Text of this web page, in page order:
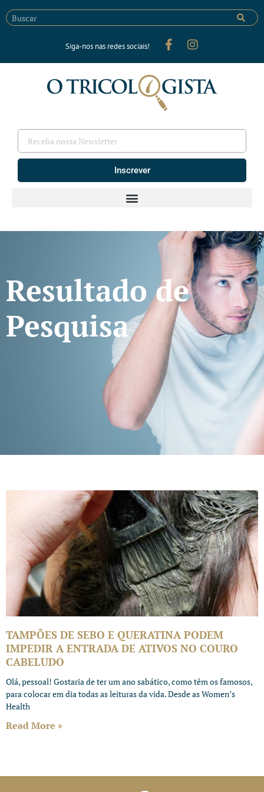
Siga-nos nas redes sociais!
Inscrever
Resultado de
Pesquisa
TAMPÕES DE SEBO E QUERATINA PODEM
IMPEDIR A ENTRADA DE ATIVOS NO COURO
CABELUDO
Olá, pessoal! Gostaria de ter um ano sabático, como têm os famosos,
para colocar em dia todas as leituras da vida. Desde as Women’s
Health
Read More »